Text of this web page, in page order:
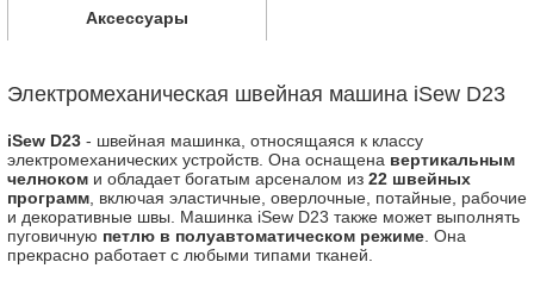
Аксессуары
Электромеханическая швейная машина iSew D23
iSew D23 - швейная машинка, относящаяся к классу
электромеханических устройств. Она оснащена вертикальным
челноком и обладает богатым арсеналом из 22 швейных
программ , включая эластичные, оверлочные, потайные, рабочие
и декоративные швы. Машинка iSew D23 также может выполнять
пуговичную петлю в полуавтоматическом режиме . Она
прекрасно работает с любыми типами тканей.